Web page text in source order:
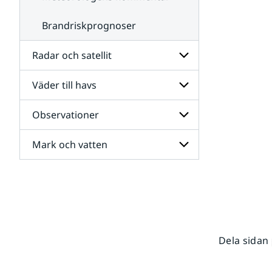
Brandriskprognoser
Radar och satellit
Undersidor
för
Radar
och
satellit
Väder till havs
Undersidor
för
Väder
till
havs
Observationer
Undersidor
för
Mark och vatten
Dela sidan